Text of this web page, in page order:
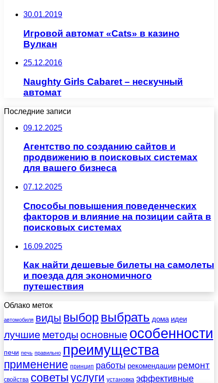
30.01.2019
Игровой автомат «Cats» в казино
Вулкан
25.12.2016
Naughty Girls Cabaret – нескучный
автомат
Последние записи
09.12.2025
Агентство по созданию сайтов и
продвижению в поисковых системах
для вашего бизнеса
07.12.2025
Способы повышения поведенческих
факторов и влияние на позиции сайта в
поисковых системах
16.09.2025
Как найти дешевые билеты на самолеты
и поезда для экономичного
путешествия
Облако меток
автомобиля виды выбор выбрать дома идеи
лучшие методы основные особенности
печи печь правильно преимущества
применение принцип работы рекомендации ремонт
свойства советыуслуги установка эффективные